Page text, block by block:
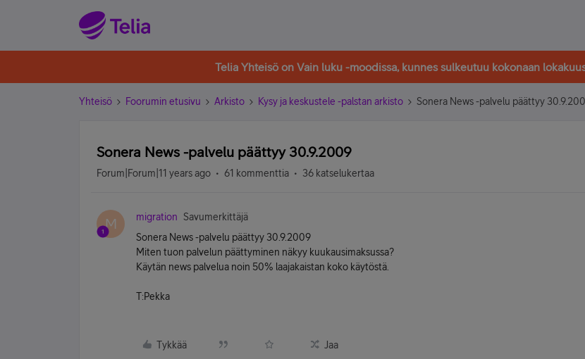
Telia Yhteisö on Vain luku -moodissa, kunnes sulkeutuu kokonaan
Yhteisö Foorumin etusivu Arkisto Kysy ja keskustele -palstan arkisto Sonera News -palvelu päättyy
Sonera News -palvelu päättyy 30.9.2009
Forum|Forum|11 years ago 61 kommenttia 36 katselukertaa
M migration
Savumerkittäjä
Sonera News -palvelu päättyy 30.9.2009
Miten tuon palvelun päättyminen näkyy kuukausimaksussa?
Käytän news palvelua noin 50% laajakaistan koko käytöstä.
T:Pekka
Tykkää Jaa